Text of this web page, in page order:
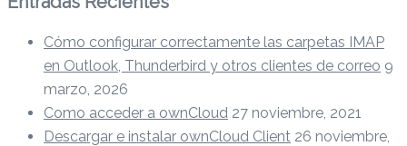
Cómo configurar correctamente las carpetas IMAP
en Outlook, Thunderbird y otros clientes de correo 9
marzo, 2026
Como acceder a ownCloud 27 noviembre, 2021
Descargar e instalar ownCloud Client 26 noviembre,